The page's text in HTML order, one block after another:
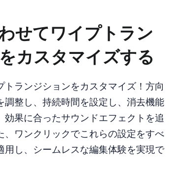
せてワイプトラン
カスタマイズする
トランジションをカスタマイズ！方向
調整し、持続時間を設定し、消去機能
効果に合ったサウンドエフェクトを追
、ワンクリックでこれらの設定をすべ
用し、シームレスな編集体験を実現で